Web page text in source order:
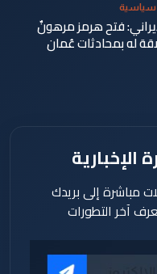
سياسية
فتح هرمز مرهونٌ
له بمحادثات عُمان
مباشرة إلى بريدك
آخر التطورات